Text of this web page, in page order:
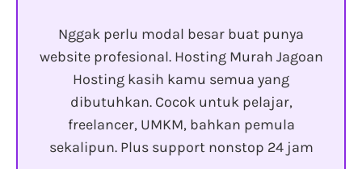
Nggak perlu modal besar buat punya
website profesional. Hosting Murah Jagoan
Hosting kasih kamu semua yang
dibutuhkan. Cocok untuk pelajar,
freelancer, UMKM, bahkan pemula
sekalipun. Plus support nonstop 24 jam